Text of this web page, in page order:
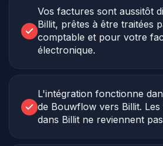
Vos factures sont aussitôt
Billit, prêtes à être traitées
comptable et pour votre
électronique.
L'intégration fonctionne
de Bouwflow vers Billit.
dans Billit ne reviennent